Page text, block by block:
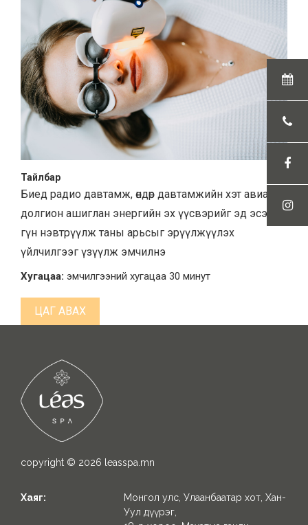
Тайлбар
Биед радио давтамж, өндөр давтамжийн хэт авианы
долгион ашиглан энергийн эх үүсвэрийг эд эсэд
гүн нэвтрүүлж таны арьсыг эрүүлжүүлэх
үйлчилгээг үзүүлж эмчилнэ
Хугацаа: эмчилгээний хугацаа 30 минут
ЦАГ АВАХ
copyright © 2026 leasspa.mn
Хаяг:
Монгол улс, Улаанбаатар хот, Хан-
Уул дүүрэг,